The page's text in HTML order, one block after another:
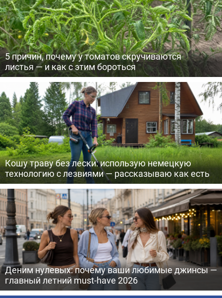
5 причин, почему у томатов скручиваются
листья — и как с этим бороться
Кошу траву без лески: использую немецкую
технологию с лезвиями — рассказываю как есть
Деним нулевых: почему ваши любимые джинсы —
главный летний must-have 2026